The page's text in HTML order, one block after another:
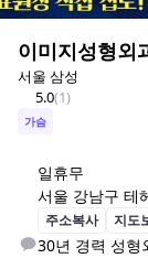
이미지성형외
서울 삼성
5.0(1)
가슴
일휴무
서울 강남구 테
주소복사 지도
30년 경력 성형